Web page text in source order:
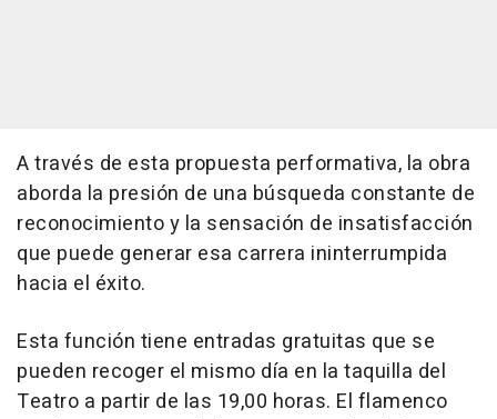
A través de esta propuesta performativa, la obra
aborda la presión de una búsqueda constante de
reconocimiento y la sensación de insatisfacción
que puede generar esa carrera ininterrumpida
hacia el éxito.
Esta función tiene entradas gratuitas que se
pueden recoger el mismo día en la taquilla del
Teatro a partir de las 19,00 horas. El flamenco